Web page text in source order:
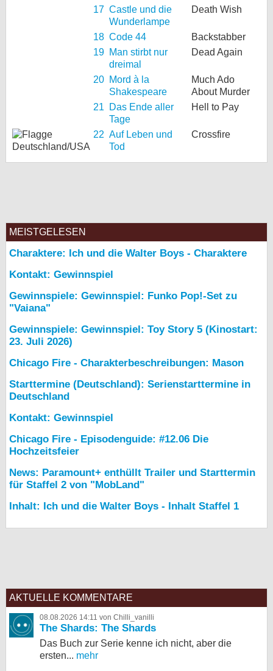
17 Castle und die
Wunderlampe
Death Wish
18 Code 44
Backstabber
19 Man stirbt nur
dreimal
Dead Again
20 Mord à la
Shakespeare
Much Ado
About Murder
21
Das Ende aller
Tage
Hell to Pay
22 Auf Leben und
Tod
Crossfire
MEISTGELESEN
Charaktere: Ich und die Walter Boys - Charaktere
Kontakt: Gewinnspiel
Gewinnspiele: Gewinnspiel: Funko Pop!-Set zu
"Vaiana"
Gewinnspiele: Gewinnspiel: Toy Story 5 (Kinostart:
23. Juli 2026)
Chicago Fire - Charakterbeschreibungen: Mason
Starttermine (Deutschland): Serienstarttermine in
Deutschland
Kontakt: Gewinnspiel
Chicago Fire - Episodenguide: #12.06 Die
Hochzeitsfeier
News: Paramount+ enthüllt Trailer und Starttermin
für Staffel 2 von "MobLand"
Inhalt: Ich und die Walter Boys - Inhalt Staffel 1
AKTUELLE KOMMENTARE
08.08.2026 14:11 von Chilli_vanilli
The Shards: The Shards
Das Buch zur Serie kenne ich nicht, aber die
ersten... mehr